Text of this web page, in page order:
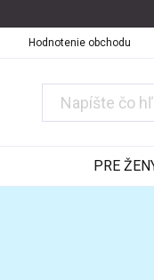
Hodnotenie obchodu
PRE